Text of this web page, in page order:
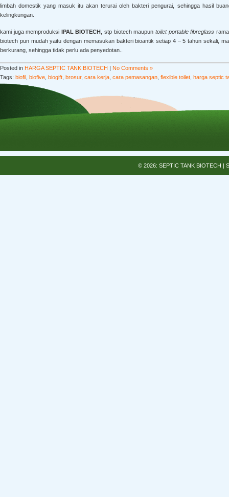
limbah domestik yang masuk itu akan terurai oleh bakteri pengurai, sehingga hasil
kelingkungan.
kami juga memproduksi IPAL BIOTECH , stp biotech maupun toilet portable fibreglass
biotech pun mudah yaitu dengan memasukan bakteri bioantik setiap 4 – 5 tahun sekali,
berkurang, sehingga tidak perlu ada penyedotan..
Posted in HARGA SEPTIC TANK BIOTECH | No Comments »
Tags: biofil biofive biogift brosur, cara kerja cara pemasangan flexible toilet harga septic
© 2026: SEPTIC TANK BIOTECH |